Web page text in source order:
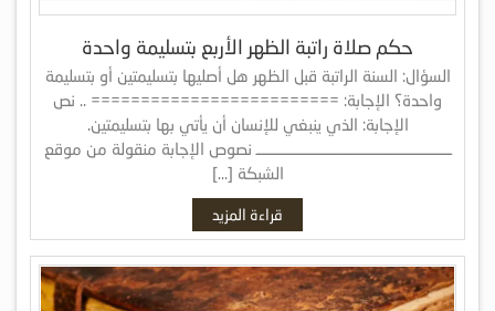
حكم صلاة راتبة الظهر الأربع بتسليمة واحدة
السؤال: السنة الراتبة قبل الظهر هل أصليها بتسليمتين أو بتسليمة
واحدة؟ الإجابة: ========================= .. نص
الإجابة: الذي ينبغي للإنسان أن يأتي بها بتسليمتين.
ـــــــــــــــــــــــــــــــــــــــــــــــــــــــــــ نصوص الإجابة منقولة من موقع
الشبكة […]
قراءة المزيد